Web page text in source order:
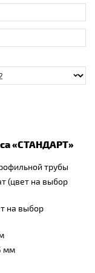
«СТАНДАРТ»
трубы
(цвет на выбор
на выбор
мм